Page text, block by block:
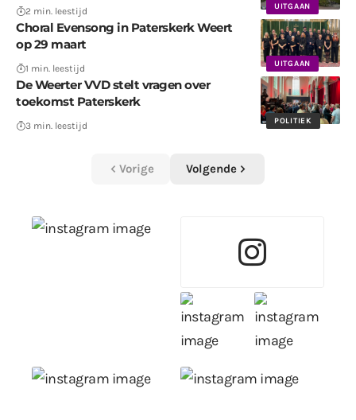
UITGAAN
2 min. leestijd
UITGAAN
Choral Evensong in Paterskerk Weert
op 29 maart
1 min. leestijd
POLITIEK
De Weerter VVD stelt vragen over
toekomst Paterskerk
3 min. leestijd
Vorige Volgende